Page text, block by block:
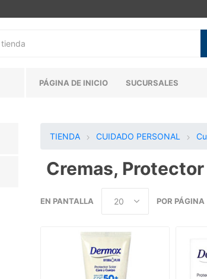
PÁGINA DE INICIO SUCURSALES
TIENDA CUIDADO PERSONAL
Cremas,
EN PANTALLA POR PÁGINA